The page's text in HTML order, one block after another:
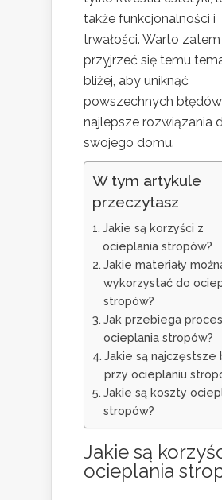
także funkcjonalności i
trwałości. Warto zatem
przyjrzeć się temu
bliżej, aby uniknąć
powszechnych
najlepsze rozwiązania
swojego domu.
W tym artykule
przeczytasz
Jakie są korzyści z
ocieplania stropów?
Jakie materiały
wykorzystać do
stropów?
Jak przebiega proces
ocieplania stropów?
Jakie są najczęstsze
przy ocieplaniu
Jakie są koszty
stropów?
Jakie są
ocieplania